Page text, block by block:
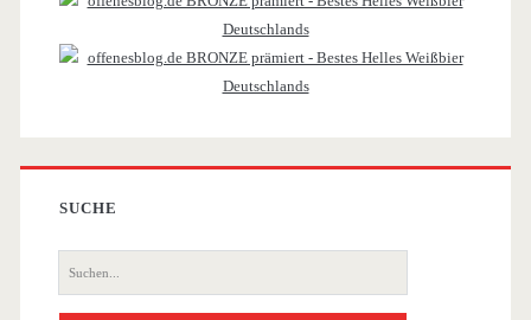
SUCHE
Suche
nach: